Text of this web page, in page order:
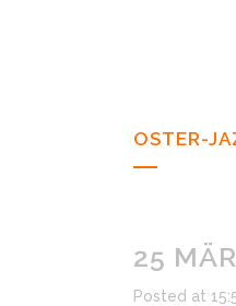
OSTER-
25
Posted at